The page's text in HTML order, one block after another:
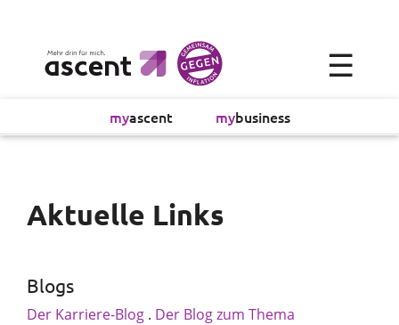
myascent mybusiness
×
Alltagsökonomie
Absicherung
Vollmachtsplanung
☰
Aktuelle Links
Blogs
Der Karriere-Blog . Der Blog zum Thema